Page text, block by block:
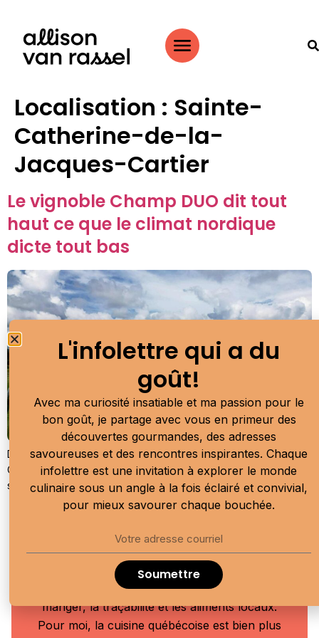
Localisation : Sainte-
Catherine-de-la-
Jacques-Cartier
Le vignoble Champ DUO dit tout
haut ce que le climat nordique
dicte tout bas
Dans les hauteurs de Sainte-Catherine-de-la-Jacques-Cartier,
Champ DUO cultive la vigne comme on cultive une conviction,
soit avec patience, humilité et sens du lieu.
Moi, c'est Allison Van Rassel
Je suis une communicatrice culinaire
passionnée qui célèbre le plaisir de bien
manger, la traçabilité et les aliments locaux.
Pour moi, la cuisine québécoise est bien plus
L'infolettre qui a du
goût!
Avec ma curiosité insatiable et ma passion pour le
bon goût, je partage avec vous en primeur des
découvertes gourmandes, des adresses
savoureuses et des rencontres inspirantes. Chaque
infolettre est une invitation à explorer le monde
culinaire sous un angle à la fois éclairé et convivial,
pour mieux savourer chaque bouchée.
Soumettre